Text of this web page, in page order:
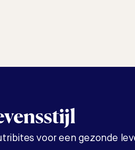
voor een gezonde